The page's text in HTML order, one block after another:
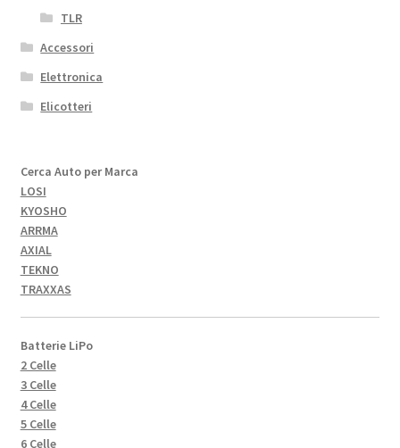
TLR
Accessori
Elettronica
Elicotteri
Cerca Auto per Marca
LOSI
KYOSHO
ARRMA
AXIAL
TEKNO
TRAXXAS
Batterie LiPo
2 Celle
3 Celle
4 Celle
5 Celle
6 Celle